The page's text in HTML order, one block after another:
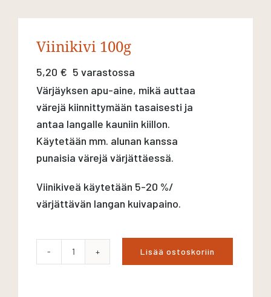
Viinikivi 100g
5,20 € 5 varastossa
Värjäyksen apu-aine, mikä auttaa
värejä kiinnittymään tasaisesti ja
antaa langalle kauniin kiillon.
Käytetään mm. alunan kanssa
punaisia värejä värjättäessä.
Viinikiveä käytetään 5-20 %/
värjättävän langan kuivapaino.
Viinikivi
Lisää ostoskoriin